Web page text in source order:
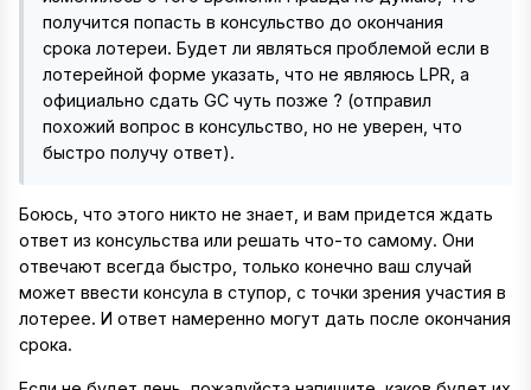
получится попасть в консульство до окончания
срока лотереи. Будет ли являться проблемой если в
лотерейной форме указать, что не являюсь LPR, а
официально сдать GC чуть позже ? (отправил
похожий вопрос в консульство, но не уверен, что
быстро получу ответ).
Боюсь, что этого никто не знает, и вам придется ждать
ответ из консульства или решать что-то самому. Они
отвечают всегда быстро, только конечно ваш случай
может ввести консула в ступор, с точки зрения участия в
лотерее. И ответ намеренно могут дать после окончания
срока.